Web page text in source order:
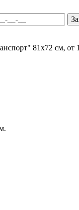
81х72 см,